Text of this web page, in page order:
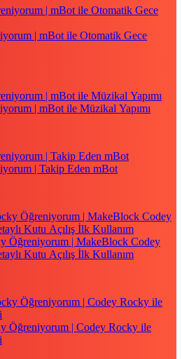
| mBot ile Otomatik Gece
| mBot ile Müzikal Yapımı
| Takip Eden mBot
Öğreniyorum | MakeBlock Codey
Kutu Açılış İlk Kullanım
Öğreniyorum | Codey Rocky ile